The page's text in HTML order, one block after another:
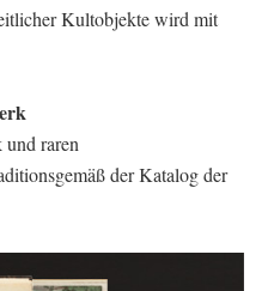
Kultobjekte wird mit
raren
der Katalog der